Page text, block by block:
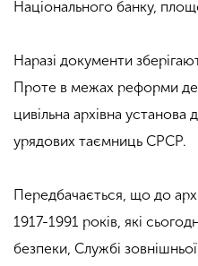
Національного банку,
Наразі документи
Проте в межах реформи
цивільна архівна
урядових таємниць СРСР.
Передбачається, що до
1917-1991 років, які
безпеки, Службі